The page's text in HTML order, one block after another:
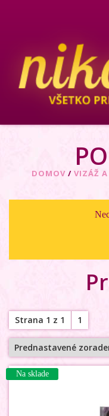
DOMOV/ VIZÁŽ A
Strana 1 z 1 1
Na sklade